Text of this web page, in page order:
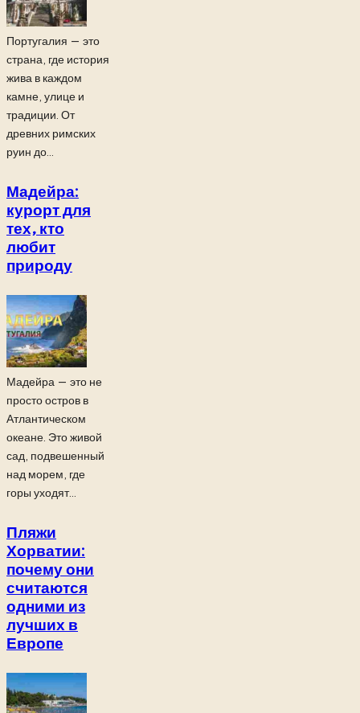
Португалия — это
страна, где история
жива в каждом
камне, улице и
традиции. От
древних римских
руин до...
Мадейра:
курорт для
тех, кто
любит
природу
Мадейра — это не
просто остров в
Атлантическом
океане. Это живой
сад, подвешенный
над морем, где
горы уходят...
Пляжи
Хорватии:
почему они
считаются
одними из
лучших в
Европе